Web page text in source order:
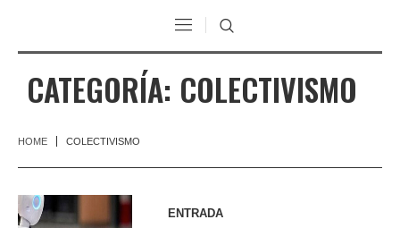
CATEGORÍA: COLECTIVISMO
HOME COLECTIVISMO
ENTRADA